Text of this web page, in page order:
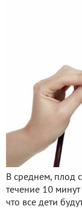
В среднем, плод
течение 10 минут
что все дети